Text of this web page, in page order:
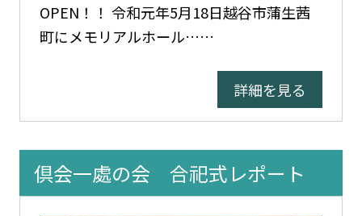
OPEN！！ 令和元年5月18日越谷市蒲生茜
町にメモリアルホール……
詳細を見る
倶会一處の会 合祀式レポート